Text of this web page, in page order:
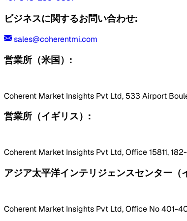
ビジネスに関するお問い合わせ:
sales@coherentmi.com
営業所（米国）:
Coherent Market Insights Pvt Ltd, 533 Airport
営業所（イギリス）:
Coherent Market Insights Pvt Ltd, Office 15811,
アジア太平洋インテリジェンスセンター（
Coherent Market Insights Pvt Ltd, Office No 401-